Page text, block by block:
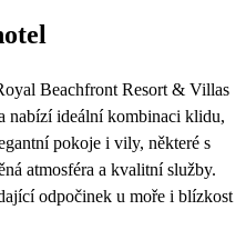
Beachfront Resort & Villas
nabízí ideální kombinaci klidu,
pokoje i vily, některé s
atmosféra a kvalitní služby.
odpočinek u moře i blízkost